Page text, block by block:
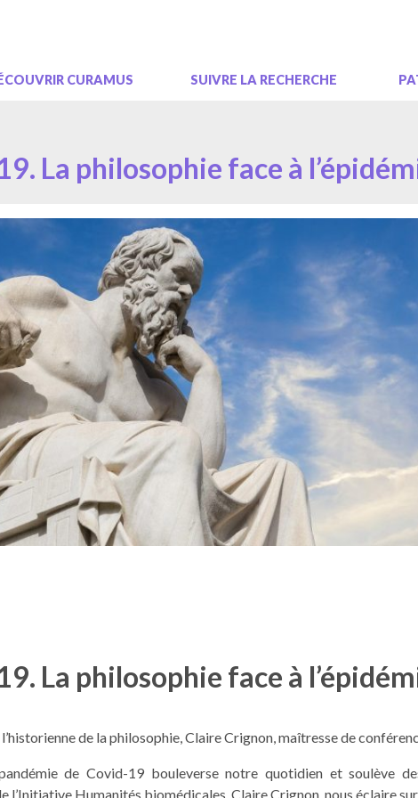
CURAMUS SUIVRE LA RECHERCHE
La philosophie face à
La philosophie face à
de la philosophie, Claire Crignon, maîtresse de
de Covid-19 bouleverse notre quotidien et soulève
l’Initiative Humanités biomédicales, Claire Crignon, nous éclaire